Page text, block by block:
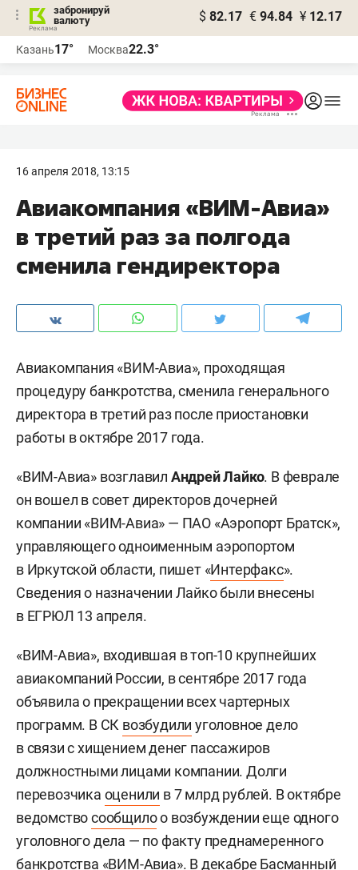
забронируй
валюту
$ 82.17 € 94.84 ¥ 12.17
Казань17° Москва22.3°
16 апреля 2018, 13:15
Авиакомпания «ВИМ-Авиа»
в третий раз за полгода
сменила гендиректора
Авиакомпания «ВИМ-Авиа», проходящая
процедуру банкротства, сменила генерального
директора в третий раз после приостановки
работы в октябре 2017 года.
«ВИМ-Авиа» возглавил Андрей Лайко. В феврале
он вошел в совет директоров дочерней
компании «ВИМ-Авиа» — ПАО «Аэропорт Братск»,
управляющего одноименным аэропортом
в Иркутской области, пишет «Интерфакс».
Сведения о назначении Лайко были внесены
в ЕГРЮЛ 13 апреля.
«ВИМ-Авиа», входившая в топ-10 крупнейших
авиакомпаний России, в сентябре 2017 года
объявила о прекращении всех чартерных
программ. В СК возбудили уголовное дело
в связи с хищением денег пассажиров
должностными лицами компании. Долги
перевозчика оценили в 7 млрд рублей. В октябре
ведомствосообщилоо возбуждении еще одного
уголовного дела — по факту преднамеренного
банкротства «ВИМ-Авиа». В декабре Басманный